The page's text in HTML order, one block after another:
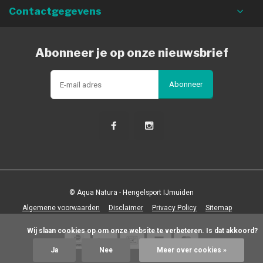
Contactgegevens
Abonneer je op onze nieuwsbrief
Abonneer
Algemene voorwaarden Disclaimer Privacy Policy Sitemap
© Aqua Natura - Hengelsport IJmuiden
Ja Nee Meer over cookies »